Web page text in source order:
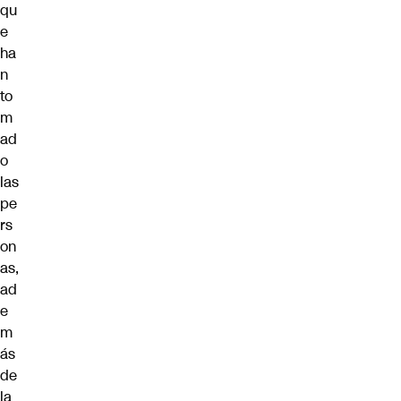
qu
e
ha
n
to
m
ad
o
las
pe
rs
on
as,
ad
e
m
ás
de
la